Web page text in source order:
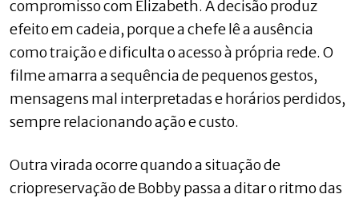
compromisso com Elizabeth. A decisão produz
efeito em cadeia, porque a chefe lê a ausência
como traição e dificulta o acesso à própria rede. O
filme amarra a sequência de pequenos gestos,
mensagens mal interpretadas e horários perdidos,
sempre relacionando ação e custo.
Outra virada ocorre quando a situação de
criopreservação de Bobby passa a ditar o ritmo das